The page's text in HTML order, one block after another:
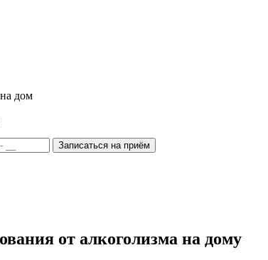
дом
Записаться на приём
от алкоголизма на дому